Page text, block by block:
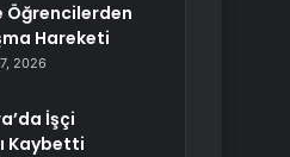
Öğrencilerden
Hareketi
2026
İşçi
Kaybetti